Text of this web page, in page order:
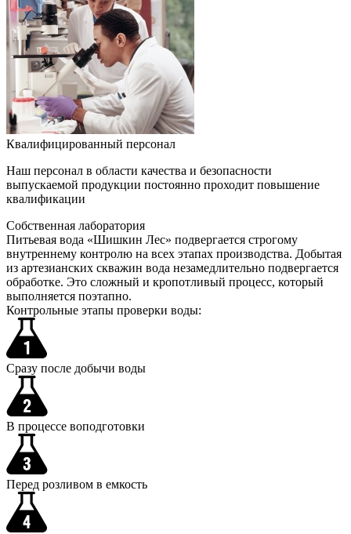
Квалифицированный персонал
Наш персонал в области качества и безопасности
выпускаемой продукции постоянно проходит повышение
квалификации
Собственная лаборатория
Питьевая вода «Шишкин Лес» подвергается строгому
внутреннему контролю на всех этапах производства. Добытая
из артезианских скважин вода незамедлительно подвергается
обработке. Это сложный и кропотливый процесс, который
выполняется поэтапно.
Контрольные этапы проверки воды:
Сразу после добычи воды
В процессе воподготовки
Перед розливом в емкость